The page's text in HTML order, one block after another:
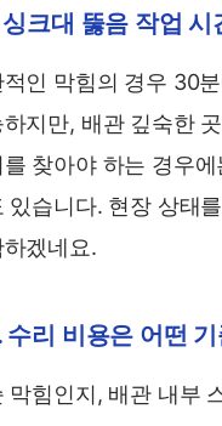
크대 뚫음 작업
인 막힘의 경우 30
지만, 배관 깊숙한
찾아야 하는 경우
있습니다. 현장 상태
겠네요.
수리 비용은 어떤
막힘인지, 배관 내부